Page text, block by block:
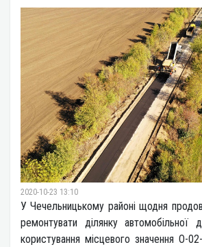
2020-10-23 13:10
У Чечельницькому районі щодня
ремонтувати ділянку автомобільної
користування місцевого значення О-